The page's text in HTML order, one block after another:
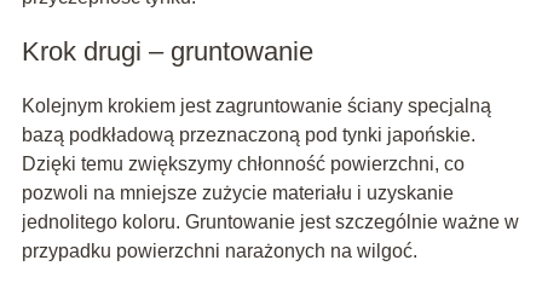
Krok drugi – gruntowanie
Kolejnym krokiem jest zagruntowanie ściany specjalną
bazą podkładową przeznaczoną pod tynki japońskie.
Dzięki temu zwiększymy chłonność powierzchni, co
pozwoli na mniejsze zużycie materiału i uzyskanie
jednolitego koloru. Gruntowanie jest szczególnie ważne w
przypadku powierzchni narażonych na wilgoć.